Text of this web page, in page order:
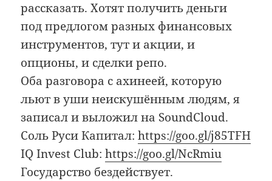
рассказать. Хотят получить деньги
под предлогом разных финансовых
инструментов, тут и акции, и
опционы, и сделки репо.
Оба разговора с ахинеей, которую
льют в уши неискушённым людям, я
записал и выложил на SoundCloud.
Соль Руси Капитал:https://goo.gl/j85TFH
IQ Invest Club:https://goo.gl/NcRmiu
Государство бездействует.